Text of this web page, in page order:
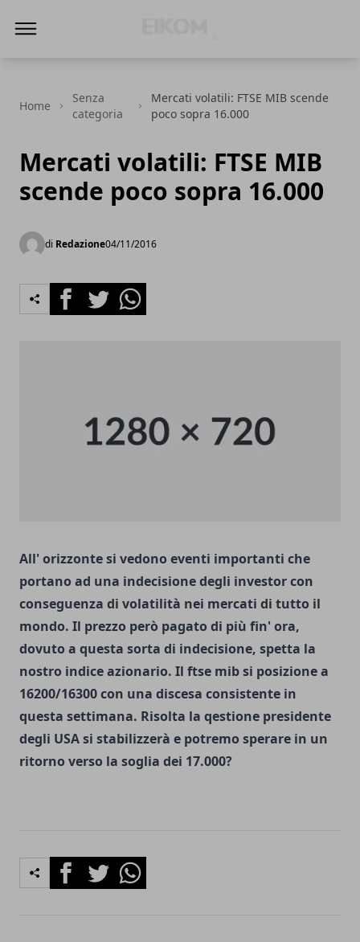
Home
Senza
categoria
Mercati volatili: FTSE MIB scende
poco sopra 16.000
Mercati volatili: FTSE MIB
scende poco sopra 16.000
di Redazione04/11/2016
FacebookTwitterWhatsapp
All' orizzonte si vedono eventi importanti che
portano ad una indecisione degli investor con
conseguenza di volatilità nei mercati di tutto il
mondo. Il prezzo però pagato di più fin' ora,
dovuto a questa sorta di indecisione, spetta la
nostro indice azionario. Il ftse mib si posizione a
16200/16300 con una discesa consistente in
questa settimana. Risolta la qestione presidente
degli USA si stabilizzerà e potremo sperare in un
ritorno verso la soglia dei 17.000?
FacebookTwitterWhatsapp